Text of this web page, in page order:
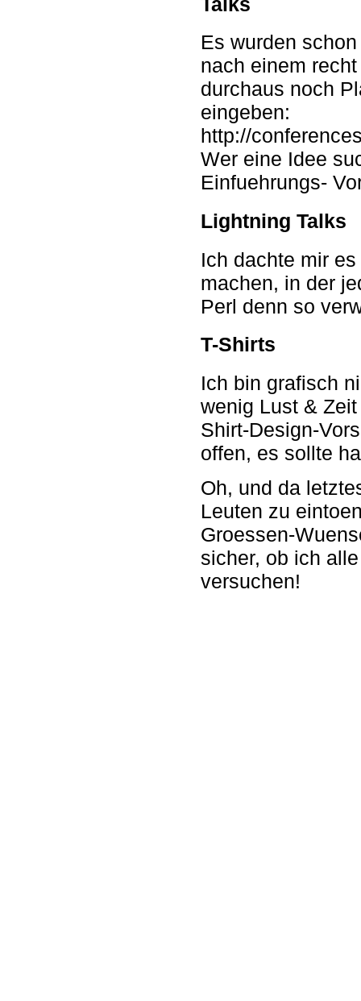
Es wurden
nach einem
durchaus noch
eingeben:
http://
Wer eine Idee
Einfuehrungs-
Lightning Talks
Ich dachte mir
machen, in der
Perl denn so
T-Shirts
Ich bin grafisch
wenig Lust &
Shirt-Design-
offen, es sollte
Oh, und da
Leuten zu
Groessen-
sicher, ob ich
versuchen!